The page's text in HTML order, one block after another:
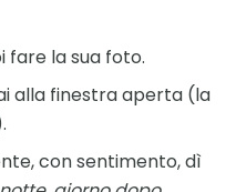
fare la sua foto.
alla finestra aperta (la
con sentimento, dì